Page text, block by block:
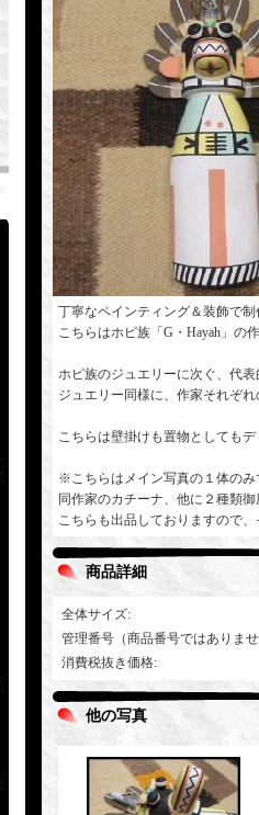
丁寧なペインティング＆装飾で
こちらはホピ族「G・Hayah」の
ホピ族のジュエリーに次ぐ、代
ジュエリー同様に、作家それぞ
こちらは壁掛けも置物としても
※こちらはメイン写真の１体のみ
同作家のカチーナ、他に２種類
こちらも出品しておりますので
商品詳細
全体サイズ:
管理番号（商品番号ではありま
消費税抜き価格:
他の写真